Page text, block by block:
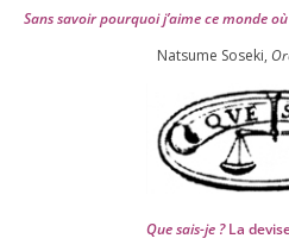
Sans savoir pour­quoi j’aime ce monde
Natsume Soseki,
Que sais-je ?La